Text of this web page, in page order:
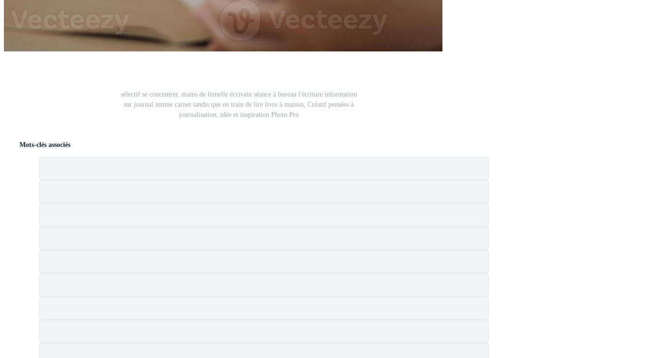
sélectif se concentrer, mains de femelle écrivain séance à bureau l'écriture information
sur journal intime carnet tandis que en train de lire livre à maison, Créatif pensées à
journalisation, idée et inspiration Photo Pro
Mots-clés associés